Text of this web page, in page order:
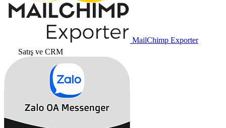
MailChimp Exporter
Satış ve CRM